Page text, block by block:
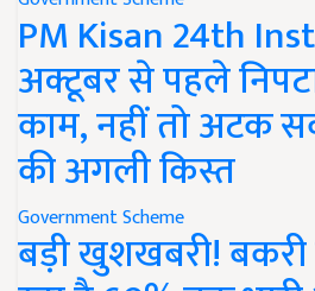
PM Kisan 24th
अक्टूबर से पहले
काम, नहीं तो अटक
की अगली किस्त
Government Scheme
बड़ी खुशखबरी!